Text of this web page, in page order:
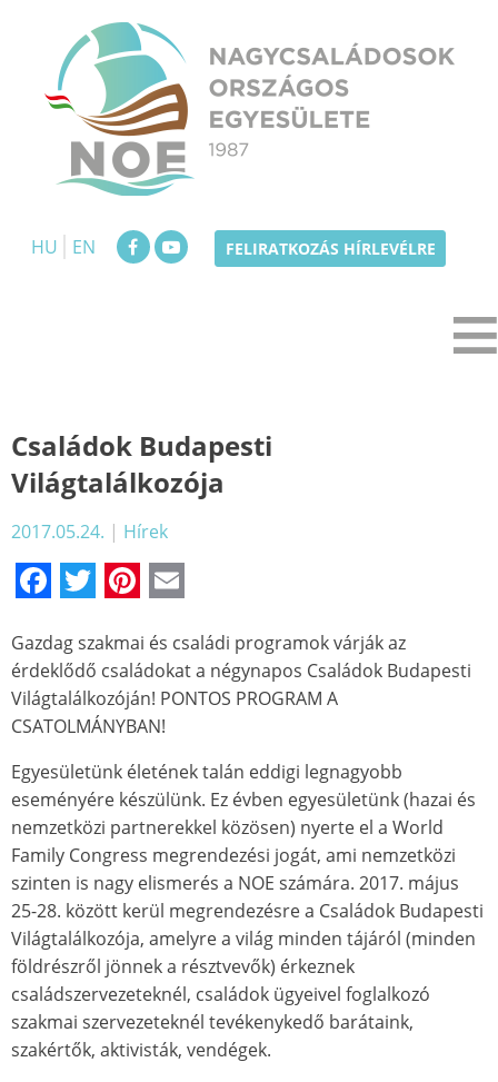
content
HU
EN FELIRATKOZÁS HÍRLEVÉLRE
Családok Budapesti
Világtalálkozója
2017.05.24. | Hírek
Facebook
TwitterPinterest
Gazdag szakmai és családi programok várják az
érdeklődő családokat a négynapos Családok Budapesti
Világtalálkozóján! PONTOS PROGRAM A
CSATOLMÁNYBAN!
Egyesületünk életének talán eddigi legnagyobb
eseményére készülünk. Ez évben egyesületünk (hazai és
nemzetközi partnerekkel közösen) nyerte el a World
Family Congress megrendezési jogát, ami nemzetközi
szinten is nagy elismerés a NOE számára. 2017. május
25-28. között kerül megrendezésre a Családok Budapesti
Világtalálkozója, amelyre a világ minden tájáról (minden
földrészről jönnek a résztvevők) érkeznek
családszervezeteknél, családok ügyeivel foglalkozó
szakmai szervezeteknél tevékenykedő barátaink,
szakértők, aktivisták, vendégek.